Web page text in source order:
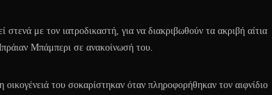
με τον ιατροδικαστή, για να διακριβωθούν τα ακριβή αίτια
Μπάμπερι σε ανακοίνωσή του.
του σοκαρίστηκαν όταν πληροφορήθηκαν τον αιφνίδιο